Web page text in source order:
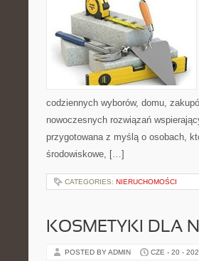
codziennych wyborów, domu,
nowoczesnych rozwiązań
przygotowana z myślą o osobach,
środowiskowe, […]
CATEGORIES: NIERUCHOMOŚCI
KOSMETYKI DLA
POSTED BY ADMIN CZE - 20 -